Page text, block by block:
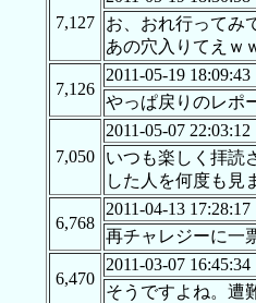
7,127
お、おれ行ってみ
あの穴入りてえｗ
7,126
2011-05-19 18:09:43
やっぱ戻りのレポ
7,050
2011-05-07 22:03:12
いつも楽しく拝読
した人を何度も見
6,768
2011-04-13 17:28:17
再チャレジーに一
6,470
2011-03-07 16:45:34
そうですよね。遭